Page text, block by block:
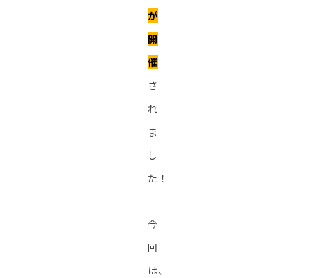
が
開
催
さ
れ
ま
し
た！
今
回
は、